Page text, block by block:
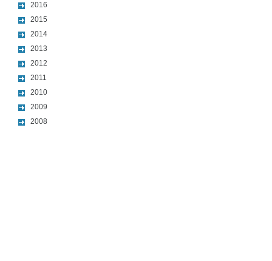
2016
2015
2014
2013
2012
2011
2010
2009
2008